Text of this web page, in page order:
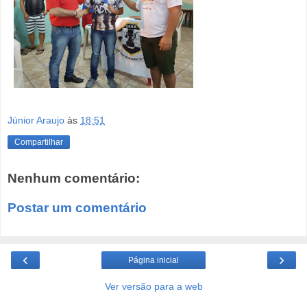
Júnior Araujo às 18:51
Compartilhar
Nenhum comentário:
Postar um comentário
‹ ›
Página inicial
Ver versão para a web